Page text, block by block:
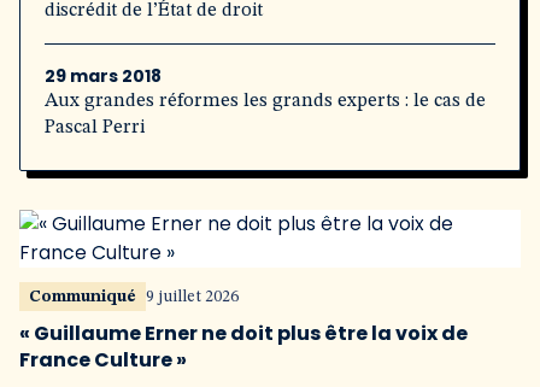
discrédit de l’État de droit
29 mars 2018
Aux grandes réformes les grands experts : le cas de
Pascal Perri
Communiqué 9 juillet 2026
« Guillaume Erner ne doit plus être la voix de
France Culture »